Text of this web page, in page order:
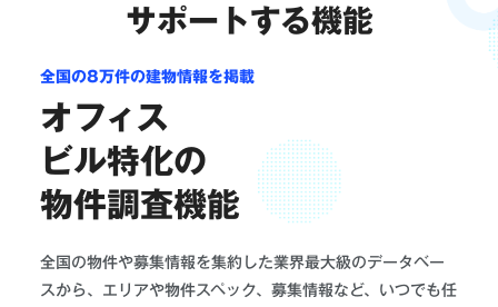
サポートする機能
全国の8万件の建物情報を掲載
オフィス
ビル特化の
物件調査機能
全国の物件や募集情報を集約した業界最大級のデータベー
スから、エリアや物件スペック、募集情報など、いつでも任